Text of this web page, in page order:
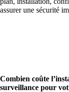
assurer une sécurité
Combien coûte
surveillance pour